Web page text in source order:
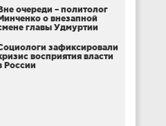
очереди – политолог
о внезапной
главы Удмуртии
зафиксировали
восприятия власти
России